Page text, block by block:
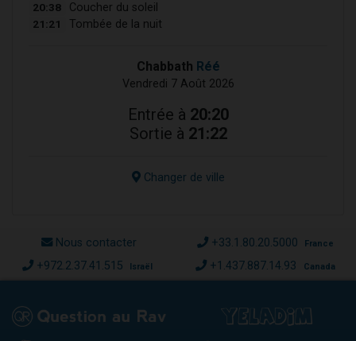
20:38 Coucher du soleil
21:21 Tombée de la nuit
Chabbath Réé
Vendredi 7 Août 2026
Entrée à 20:20
Sortie à 21:22
Changer de ville
Nous contacter +33.1.80.20.5000 France
+972.2.37.41.515 Israël +1.437.887.14.93 Canada